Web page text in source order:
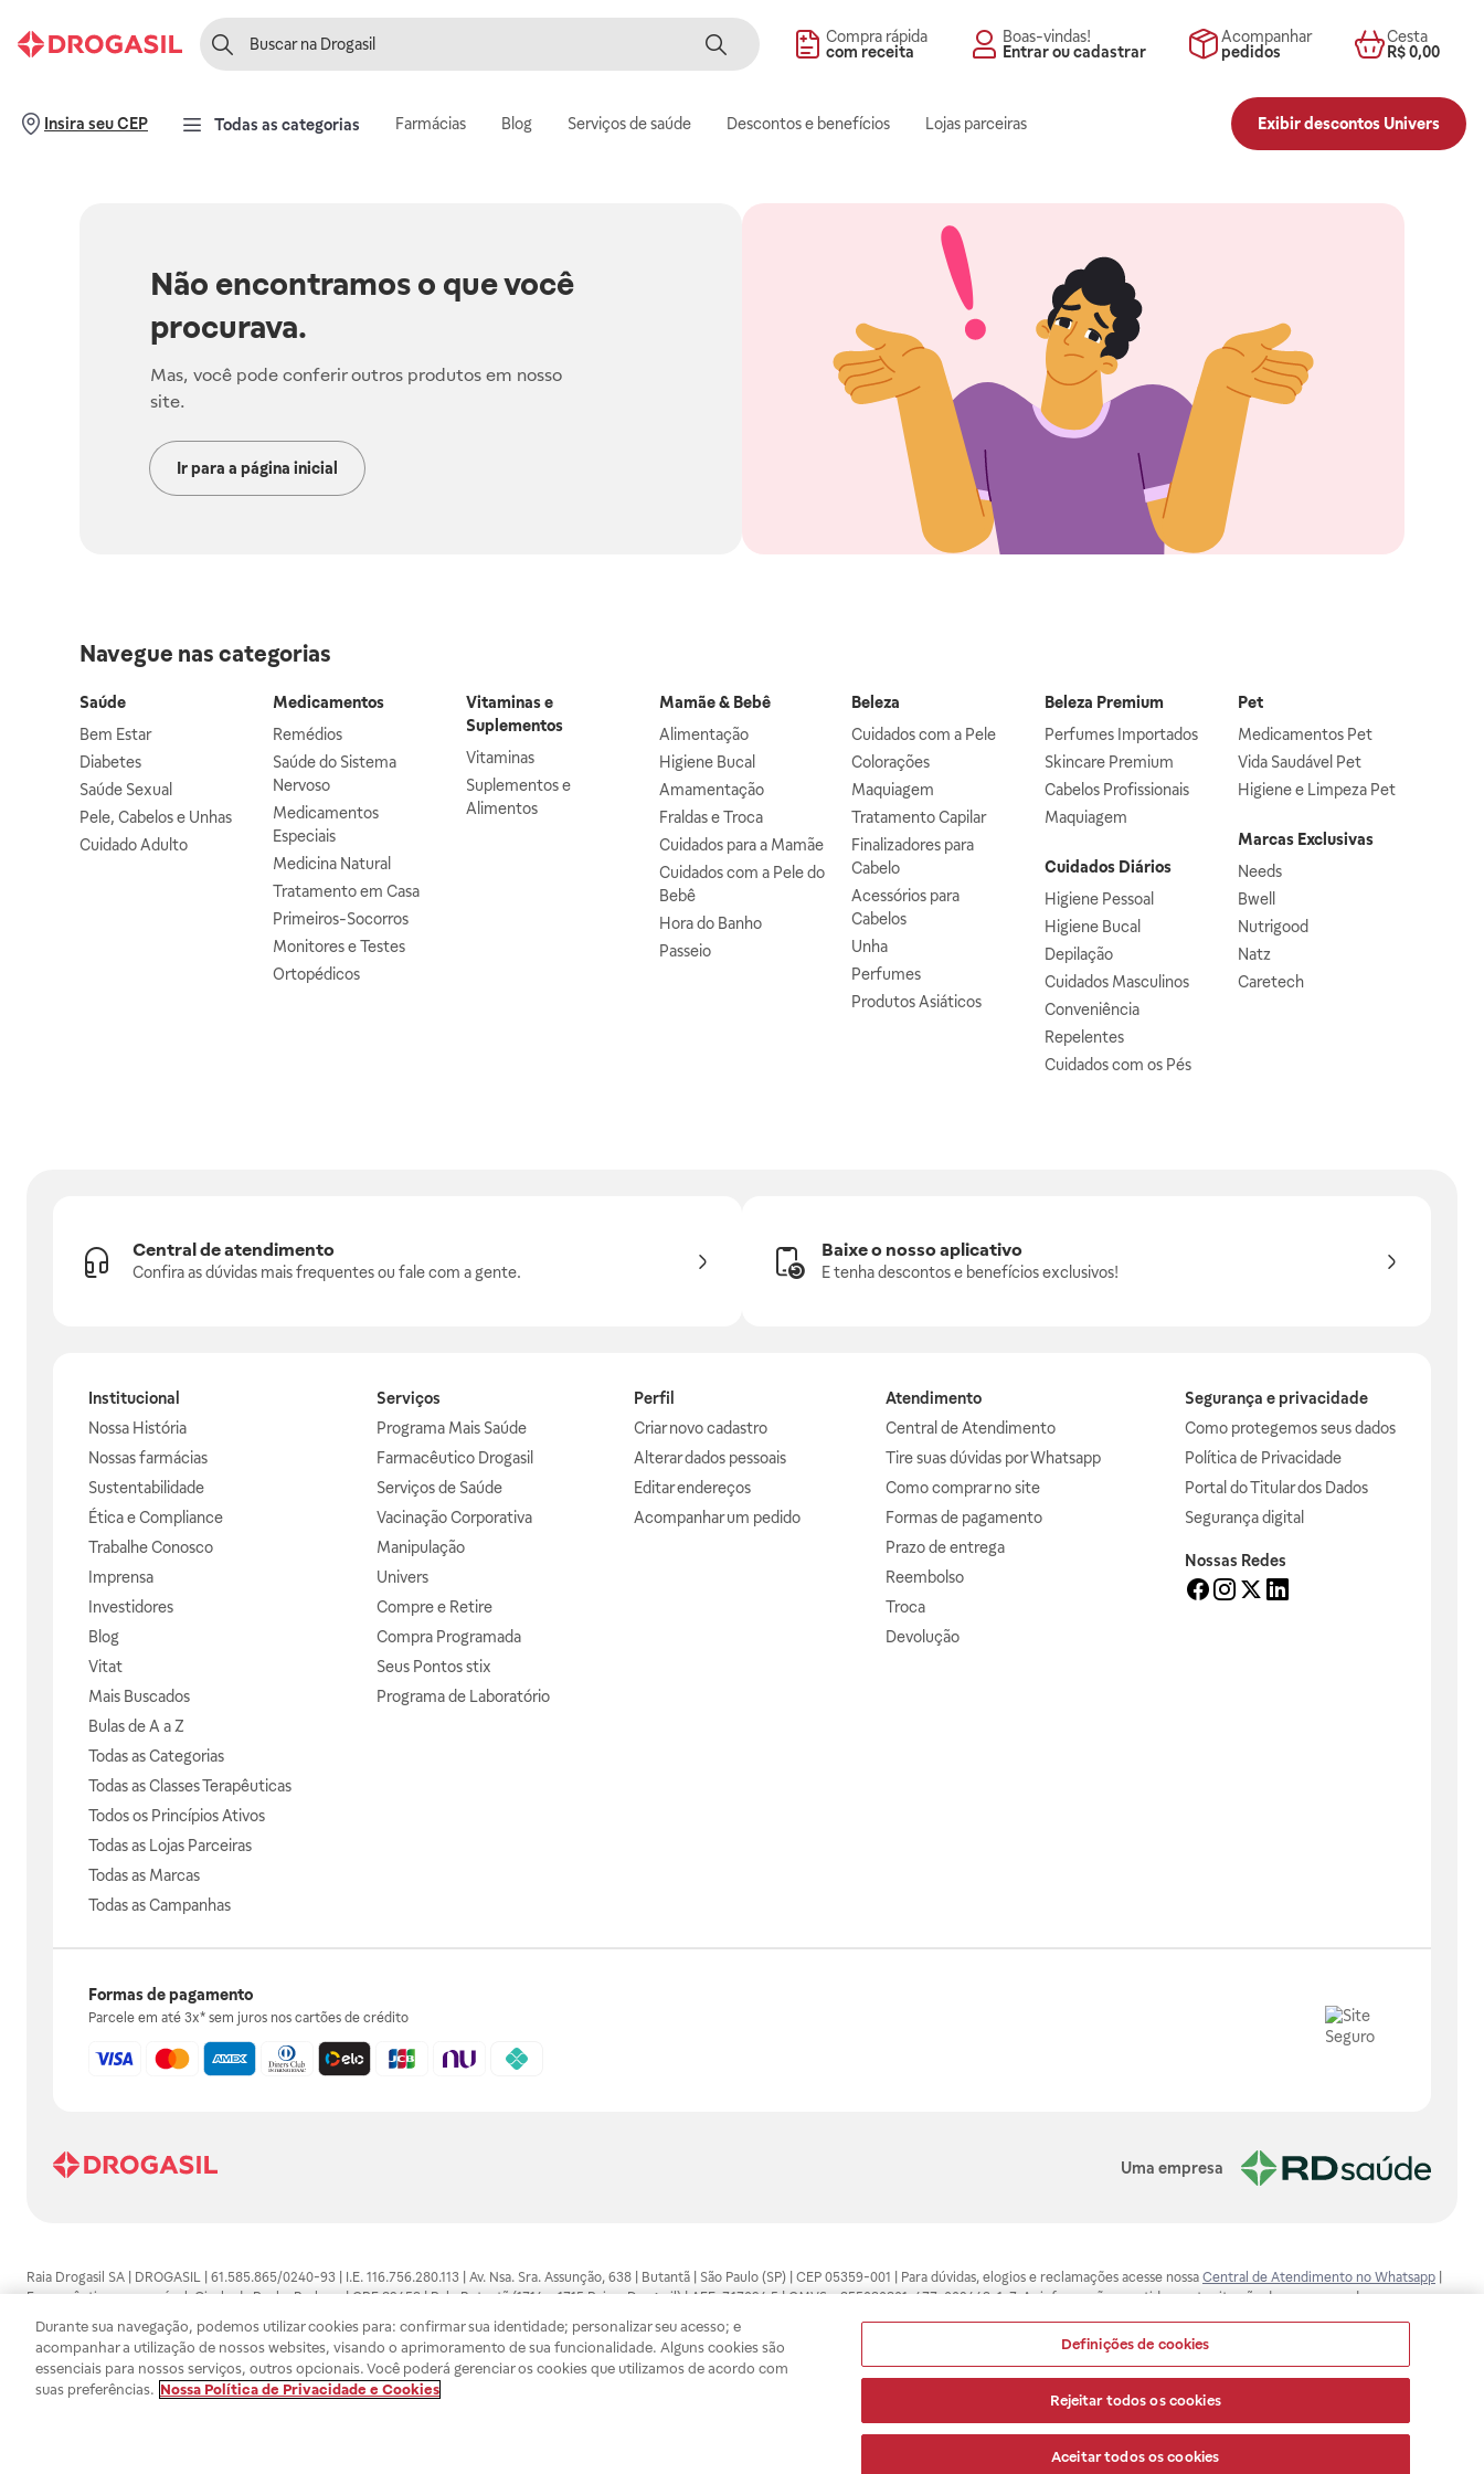
Compra rápida
com receita
Boas-vindas!
Entrar ou cadastrar
Acompanhar
pedidos
Cesta
R$ 0,00
Insira seu CEP Todas as categorias Farmácias Blog Serviços de saúde Descontos e benefícios Lojas parceiras Exibir descontos Univers
Não encontramos o que você
procurava.
Mas, você pode conferir outros produtos em nosso
site.
Ir para a página inicial
Navegue nas categorias
Saúde
Bem Estar
Diabetes
Saúde Sexual
Pele, Cabelos e Unhas
Cuidado Adulto
Medicamentos
Remédios
Saúde do Sistema
Nervoso
Medicamentos
Especiais
Medicina Natural
Tratamento em Casa
Primeiros-Socorros
Monitores e Testes
Ortopédicos
Vitaminas e
Suplementos
Vitaminas
Suplementos e
Alimentos
Mamãe & Bebê
Alimentação
Higiene Bucal
Amamentação
Fraldas e Troca
Cuidados para a Mamãe
Cuidados com a Pele do
Bebê
Hora do Banho
Passeio
Beleza
Cuidados com a Pele
Colorações
Maquiagem
Tratamento Capilar
Finalizadores para
Cabelo
Acessórios para
Cabelos
Unha
Perfumes
Produtos Asiáticos
Beleza Premium
Perfumes Importados
Skincare Premium
Cabelos Profissionais
Maquiagem
Cuidados Diários
Higiene Pessoal
Higiene Bucal
Depilação
Cuidados Masculinos
Conveniência
Repelentes
Cuidados com os Pés
Pet
Medicamentos Pet
Vida Saudável Pet
Higiene e Limpeza Pet
Marcas Exclusivas
Needs
Bwell
Nutrigood
Natz
Caretech
Central de atendimento
Confira as dúvidas mais frequentes ou fale com a gente.
Baixe o nosso aplicativo
E tenha descontos e benefícios exclusivos!
Institucional
Nossa História
Nossas farmácias
Sustentabilidade
Ética e Compliance
Trabalhe Conosco
Imprensa
Investidores
Blog
Vitat
Mais Buscados
Bulas de A a Z
Todas as Categorias
Todas as Classes Terapêuticas
Todos os Princípios Ativos
Todas as Lojas Parceiras
Todas as Marcas
Todas as Campanhas
Serviços
Programa Mais Saúde
Farmacêutico Drogasil
Serviços de Saúde
Vacinação Corporativa
Manipulação
Univers
Compre e Retire
Compra Programada
Seus Pontos stix
Programa de Laboratório
Perfil
Criar novo cadastro
Alterar dados pessoais
Editar endereços
Acompanhar um pedido
Atendimento
Central de Atendimento
Tire suas dúvidas por Whatsapp
Como comprar no site
Formas de pagamento
Prazo de entrega
Reembolso
Troca
Devolução
Segurança e privacidade
Como protegemos seus dados
Política de Privacidade
Portal do Titular dos Dados
Segurança digital
Nossas Redes
Formas de pagamento
Parcele em até 3x* sem juros nos cartões de crédito
Uma empresa
Raia Drogasil SA | DROGASIL | 61.585.865/0240-93 | I.E. 116.756.280.113 | Av. Nsa. Sra. Assunção, 638 | Butantã | São Paulo (SP) | CEP 05359-001 | Para dúvidas, elogios e reclamações acesse nossa Central de Atendimento no Whatsapp
Farmacêutico responsável: Gisele da Penha Barbosa | CRF 89453 | Polo Butantã (1714 e 1715 Raia e Drogasil) | AFE: 7.17094.5 | CMVS - 355030801-477-002443-1-7. As informações contidas neste site não devem ser usadas para
automedicação e não substituem, em hipótese alguma, as orientações dadas pelo profissional da área médica. Somente o médico está apto a diagnosticar qualquer problema de saúde e prescrever o tratamento adequado. Ao
persistirem os sintomas, um médico deverá ser consultado. Os preços e promoções divulgados no site são válidos apenas para compras feitas pela internet. Maiores esclarecimentos, consultar o site: www.anvisa.gov.br. A Raia Drogasil
SA trabalha com as tecnologias mais avançadas de proteção de dados, para que você possa realizar suas compras com tranquilidade. A privacidade e a segurança dos clientes são compromissos da Raia Drogasil SA. Todos os pedidos
efetuados estão sujeitos à confirmação da disponibilidade de produto em nosso estoque.
Durante sua navegação, podemos utilizar cookies para: confirmar sua identidade; personalizar seu acesso; e
acompanhar a utilização de nossos websites, visando o aprimoramento de sua funcionalidade. Alguns cookies são
essenciais para nossos serviços, outros opcionais. Você poderá gerenciar os cookies que utilizamos de acordo com
suas preferências. Nossa Política de Privacidade e Cookies
Definições de cookies
Rejeitar todos os cookies
Aceitar todos os cookies